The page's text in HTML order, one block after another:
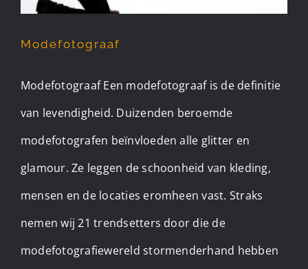
Modefotograaf
Modefotograaf Een modefotograaf is de definitie
van levendigheid. Duizenden beroemde
modefotografen beïnvloeden alle glitter en
glamour. Ze leggen de schoonheid van kleding,
mensen en de locaties eromheen vast. Straks
nemen wij 21 trendsetters door die de
modefotografiewereld stormenderhand hebben